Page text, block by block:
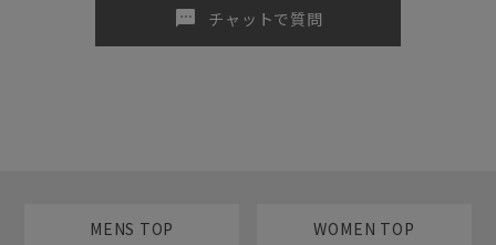
sms チャットで質問
MENS TOP WOMEN TOP